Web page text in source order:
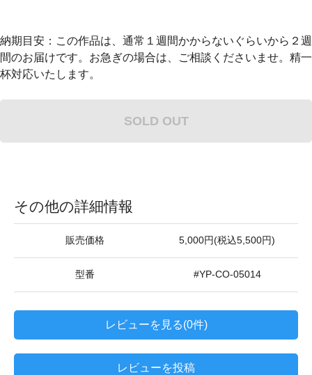
納期目安：この作品は、通常１週間かからないぐらいから２週
間のお届けです。お急ぎの場合は、ご相談くださいませ。精一
杯対応いたします。
SOLD OUT
その他の詳細情報
販売価格 5,000円(税込5,500円)
型番 #YP-CO-05014
レビューを見る(0件)
レビューを投稿